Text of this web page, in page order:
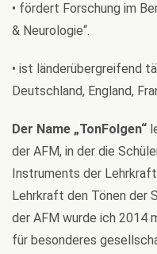
• fördert Forschung im
& Neurologie“.
• ist länderübergreifend
Deutschland, England,
Der Name „TonFolgen“
der AFM, in der die
Instruments der
Lehrkraft den Tönen der
der AFM wurde ich 2014
für besonderes